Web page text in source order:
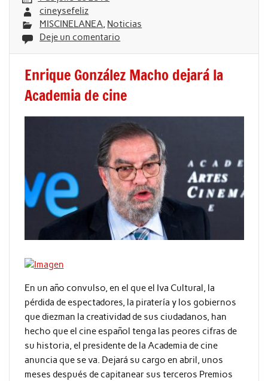
cineysefeliz
MISCINELANEA, Noticias
Deje un comentario
Enrique González Macho dejará la
Academia de cine
En un año convulso, en el que el Iva Cultural, la
pérdida de espectadores, la piratería y los gobiernos
que diezman la creatividad de sus ciudadanos, han
hecho que el cine español tenga las peores cifras de
su historia, el presidente de la Academia de cine
anuncia que se va. Dejará su cargo en abril, unos
meses después de capitanear sus terceros Premios